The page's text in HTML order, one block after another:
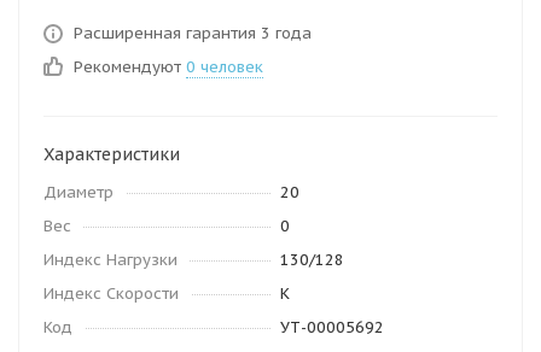
Расширенная гарантия 3 года
Рекомендуют 0 человек
Характеристики
Диаметр
20
Вес
0
Индекс Нагрузки
130/128
Индекс Скорости
K
Код
УТ-00005692